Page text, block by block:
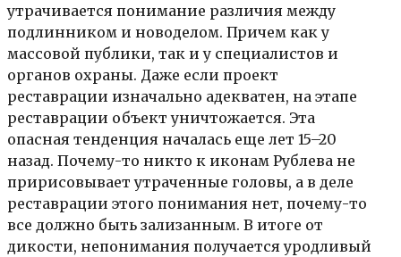
утрачивается понимание различия между
подлинником и новоделом. Причем как у
массовой публики, так и у специалистов и
органов охраны. Даже если проект
реставрации изначально адекватен, на этапе
реставрации объект уничтожается. Эта
опасная тенденция началась еще лет 15–20
назад. Почему-то никто к иконам Рублева не
пририсовывает утраченные головы, а в деле
реставрации этого понимания нет, почему-то
все должно быть зализанным. В итоге от
дикости, непонимания получается уродливый